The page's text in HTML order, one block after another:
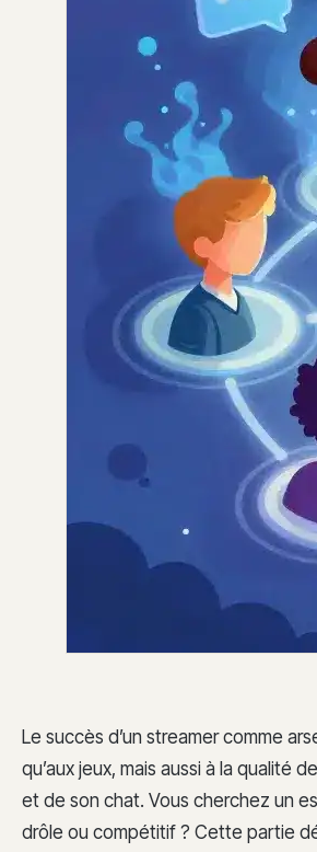
Le succès d’un streamer comme
qu’aux jeux, mais aussi à la qualité
et de son chat. Vous cherchez un
drôle ou compétitif ? Cette partie